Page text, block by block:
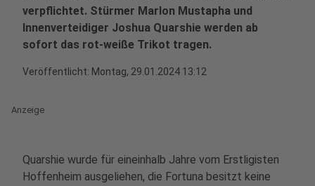
verpflichtet. Stürmer Marlon Mustapha und
Innenverteidiger Joshua Quarshie werden ab
sofort das rot-weiße Trikot tragen.
Veröffentlicht: Montag, 29.01.2024 13:12
Anzeige
Quarshie wurde für eineinhalb Jahre vom Erstligisten
Hoffenheim ausgeliehen, die Fortuna besitzt keine